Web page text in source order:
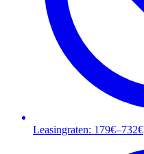
Leasingraten: 179€–732€